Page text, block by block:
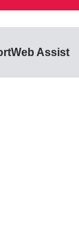
Assist